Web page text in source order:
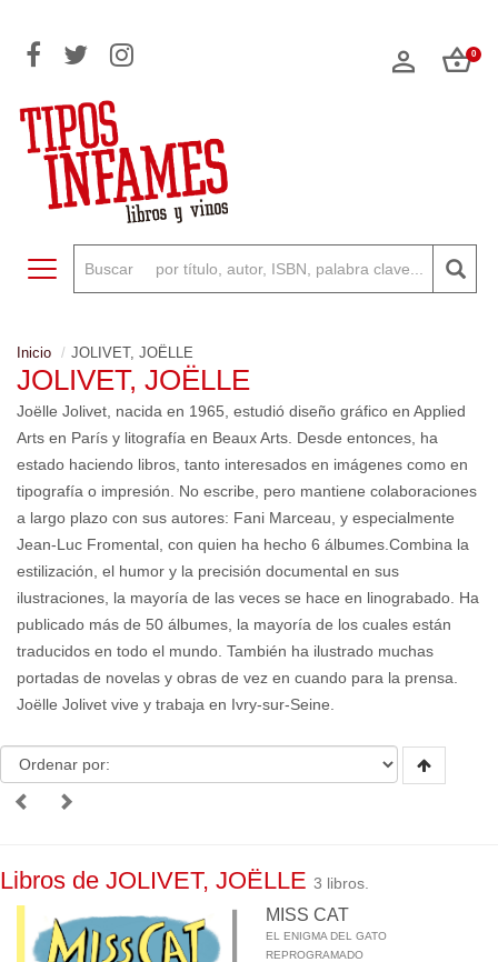
0
Toggle navigation
Inicio JOLIVET, JOËLLE
JOLIVET, JOËLLE
Joëlle Jolivet, nacida en 1965, estudió diseño gráfico en Applied
Arts en París y litografía en Beaux Arts. Desde entonces, ha
estado haciendo libros, tanto interesados en imágenes como en
tipografía o impresión. No escribe, pero mantiene colaboraciones
a largo plazo con sus autores: Fani Marceau, y especialmente
Jean-Luc Fromental, con quien ha hecho 6 álbumes.Combina la
estilización, el humor y la precisión documental en sus
ilustraciones, la mayoría de las veces se hace en linograbado. Ha
publicado más de 50 álbumes, la mayoría de los cuales están
traducidos en todo el mundo. También ha ilustrado muchas
portadas de novelas y obras de vez en cuando para la prensa.
Joëlle Jolivet vive y trabaja en Ivry-sur-Seine.
Libros de JOLIVET, JOËLLE 3 libros.
MISS CAT
EL ENIGMA DEL GATO
REPROGRAMADO